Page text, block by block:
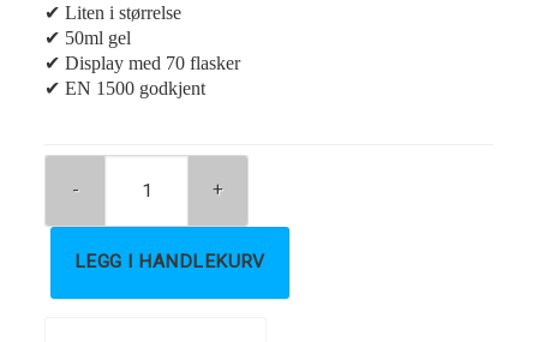
✔ Liten i størrelse
✔ 50ml gel
✔ Display med 70 flasker
✔ EN 1500 godkjent
LEGG I HANDLEKURV